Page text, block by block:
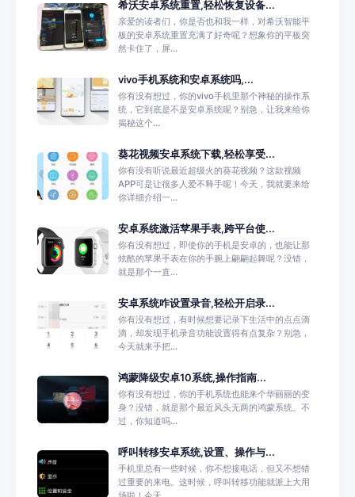
希沃安卓系统重置,轻松恢复设备...
亲爱的读者们，你是否也和我一样，对希沃智能平
板的安卓系统重置充满了好奇呢？想象你的平板突
然卡住了，屏...
vivo手机系统和安卓系统吗,...
你有没有想过，你的vivo手机里那个神秘的操作系
统，它到底是不是安卓系统呢？别急，让我来给你
揭秘这个...
葵花视频安卓系统下载,轻松享受...
你有没有听说最近超级火的葵花视频？这款视频
APP可是让很多人爱不释手呢！今天，我就要来给
你详细介绍一...
安卓系统激活苹果手表,跨平台使...
你有没有想过，即使你的手机是安卓的，也能让那
炫酷的苹果手表在你的手腕上翩翩起舞呢？没错，
就是那个一直...
安卓系统咋设置录音,轻松开启录...
你有没有想过，有时候想要记录下生活中的点点滴
滴，却发现手机录音功能设置得有点复杂？别急，
今天就来手把...
鸿蒙降级安卓10系统,操作指南...
你有没有想过，你的手机系统也能来个华丽丽的变
身？没错，就是那个最近风头无两的鸿蒙系统。不
过，你知道吗...
呼叫转移安卓系统,设置、操作与...
手机里总有一些时候，你不想接电话，但又不想错
过重要的来电。这时候，呼叫转移功能就派上大用